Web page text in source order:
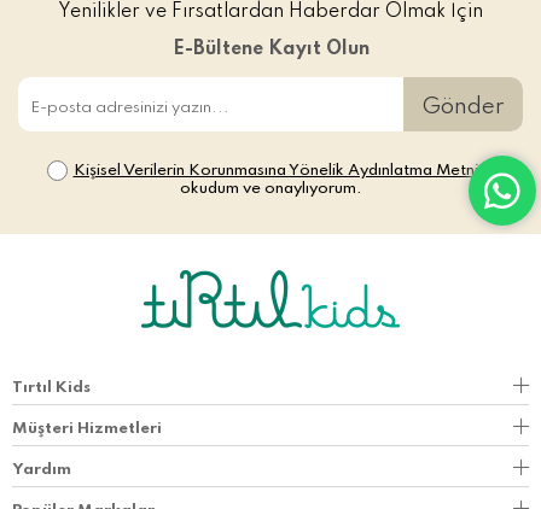
Yenilikler ve Fırsatlardan Haberdar Olmak İçin
E-Bültene Kayıt Olun
Gönder
Kişisel Verilerin Korunmasına Yönelik Aydınlatma Metni’ni
okudum ve onaylıyorum.
Tırtıl Kids
Müşteri Hizmetleri
Yardım